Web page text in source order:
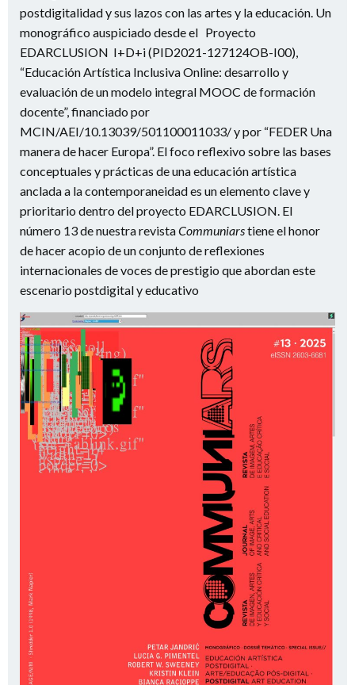
postdigitalidad y sus lazos con las artes y la educación. Un
monográfico auspiciado desde el Proyecto
EDARCLUSION I+D+i (PID2021-127124OB-I00),
“Educación Artística Inclusiva Online: desarrollo y
evaluación de un modelo integral MOOC de formación
docente”, financiado por
MCIN/AEI/10.13039/501100011033/ y por “FEDER Una
manera de hacer Europa”. El foco reflexivo sobre las bases
conceptuales y prácticas de una educación artística
anclada a la contemporaneidad es un elemento clave y
prioritario dentro del proyecto EDARCLUSION. El
número 13 de nuestra revistaCommuniarstiene el honor
de hacer acopio de un conjunto de reflexiones
internacionales de voces de prestigio que abordan este
escenario postdigital y educativo